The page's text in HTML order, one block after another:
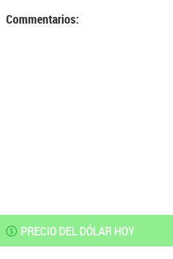
Commentarios:
PRECIO DEL DÓLAR HOY